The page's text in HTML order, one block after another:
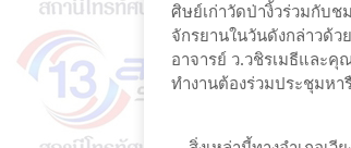
ศิษย์เก่าวัดป่างิ้วร่วมกับช
จักรยานในวันดังกล่าวด้
อาจารย์ ว.วชิรเมธีและ
ทำงานต้องร่วมประชุมหา